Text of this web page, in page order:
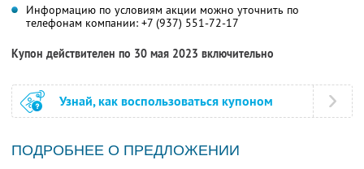
Информацию по условиям акции можно уточнить по
телефонам компании: +7 (937) 551-72-17
Купон действителен по 30 мая 2023 включительно
Узнай, как воспользоваться купоном
ПОДРОБНЕЕ О ПРЕДЛОЖЕНИИ